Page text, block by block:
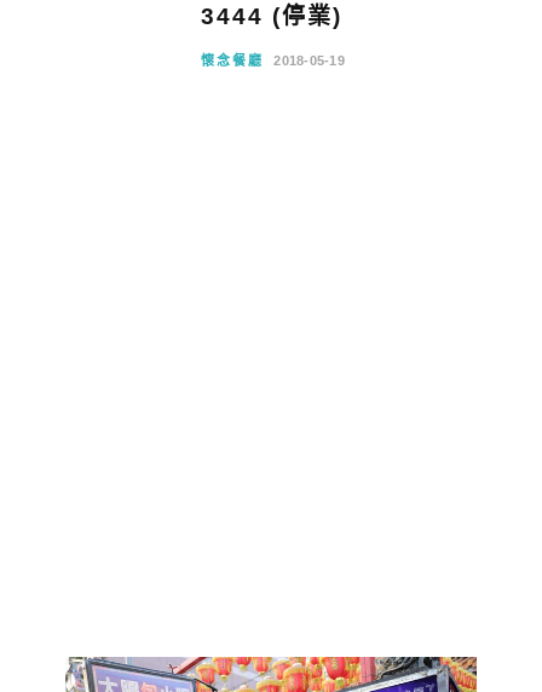
3444 (停業)
懷念餐廳 2018-05-19